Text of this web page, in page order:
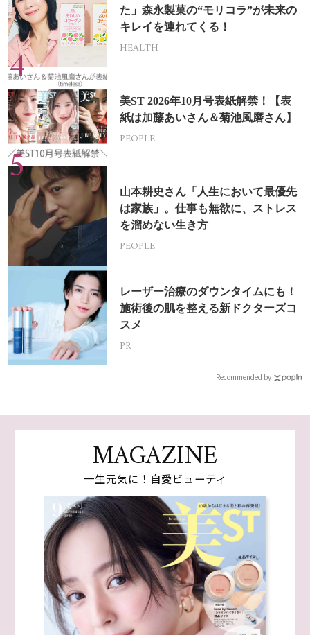
た」森永製菓の“モリコラ”が未来の
キレイを連れてくる！
HEALTH
美ST 2026年10月号表紙解禁！【表
紙は加藤あいさん＆菊池風磨さん】
PEOPLE
山本耕史さん「人生において最優先
は家族」。仕事も無欲に、ストレス
を溜めない生き方
PEOPLE
レーザー治療のダウンタイムにも！
施術後の肌を整える新ドクターズコ
スメ
PR
Recommended by
MAGAZINE
一生元気に！自愛ビューティ